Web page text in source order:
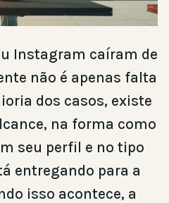
Instagram caíram de
não é apenas falta
dos casos, existe
na forma como
seu perfil e no tipo
entregando para a
isso acontece, a